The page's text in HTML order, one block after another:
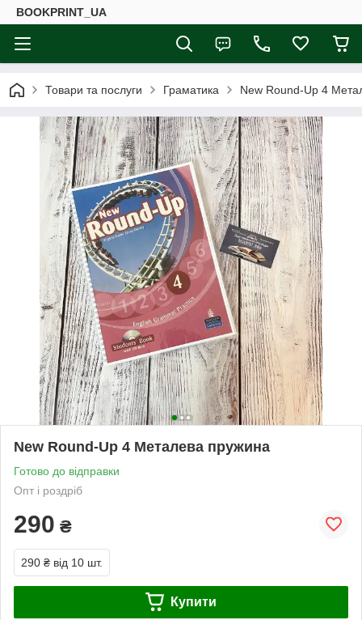
BOOKPRINT_UA
Товари та послуги Граматика New Round-Up 4
New Round-Up 4 Металева пружина
Готово до відправки
Опт і роздріб
290 ₴
290 ₴ від 10 шт.
Купити